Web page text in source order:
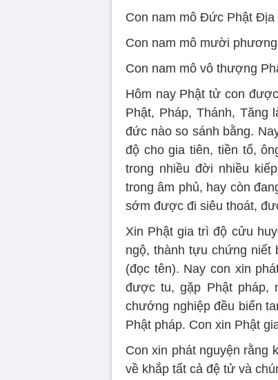
Con nam mô Đức Phật
Con nam mô mười
Con nam mô vô thượng
Hôm nay Phật tử con
Phật, Pháp, Thánh, Tăng
đức nào so sánh bằng.
độ cho gia tiên, tiền tổ,
trong nhiều đời nhiều
trong âm phủ, hay còn
sớm được đi siêu thoát,
Xin Phật gia trì độ cửu
ngộ, thành tựu chứng
(đọc tên). Nay con xin
được tu, gặp Phật pháp,
chướng nghiệp đều biến
Phật pháp. Con xin Phật
Con xin phát nguyện rằng
về khắp tất cả đệ tử và